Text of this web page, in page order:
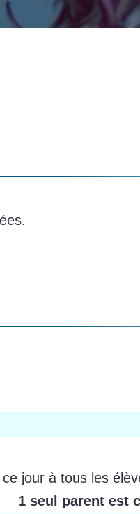
jour à tous les
1 seul parent est